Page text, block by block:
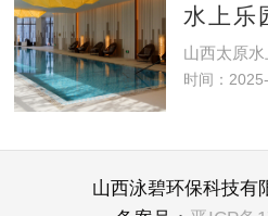
水上乐
山西太原
时间：
山西泳碧环保科技有